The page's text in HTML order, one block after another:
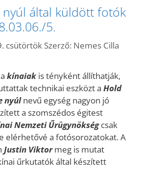
nyúl által küldött fotók
5.
csütörtök Szerző: Nemes Cilla
kínaiakis tényként állíthatják,
technikai eszközt a Hold
nyúlnevű egység nagyon jó
a szomszédos égitest
Nemzeti Űrügynökségcsak
elérhetővé a fotósorozatokat. A
Justin Viktormeg is mutat
űrkutatók által készített